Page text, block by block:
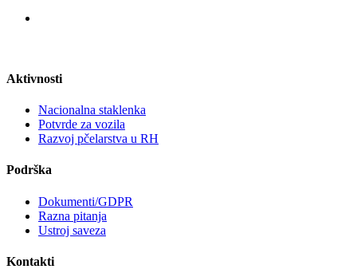
Aktivnosti
Nacionalna staklenka
Potvrde za vozila
Razvoj pčelarstva u RH
Podrška
Dokumenti/GDPR
Razna pitanja
Ustroj saveza
Kontakti